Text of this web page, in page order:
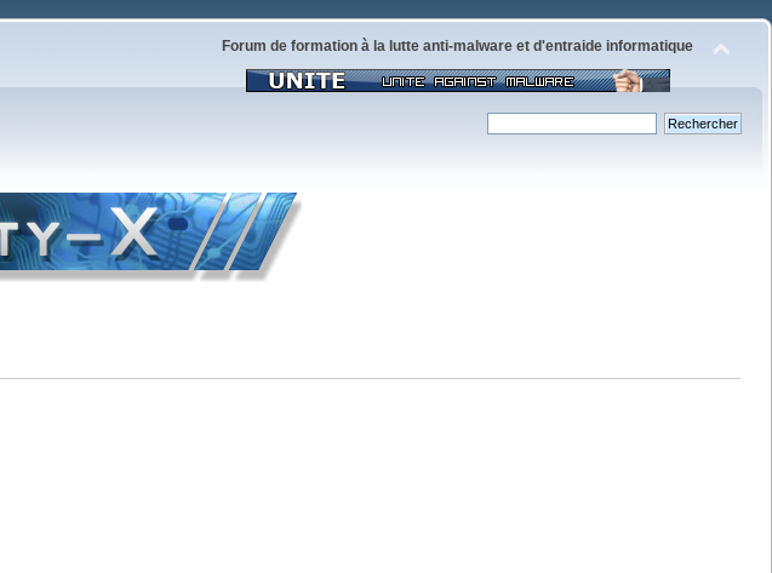
Forum de formation à la lutte anti-malware et d'entraide informatique